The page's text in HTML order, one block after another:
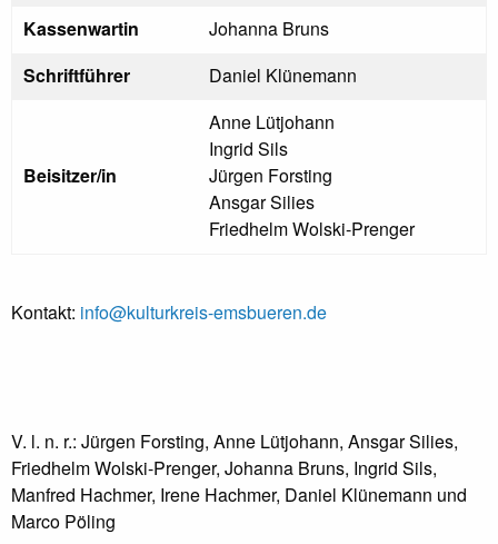
Kassenwartin
Johanna Bruns
Schriftführer
Daniel Klünemann
Beisitzer/in
Anne Lütjohann
Ingrid Sils
Jürgen Forsting
Ansgar Silies
Friedhelm Wolski-Prenger
Kontakt: info@kulturkreis-emsbueren.de
V. l. n. r.: Jürgen Forsting, Anne Lütjohann, Ansgar Silies,
Friedhelm Wolski-Prenger, Johanna Bruns, Ingrid Sils,
Manfred Hachmer, Irene Hachmer, Daniel Klünemann und
Marco Pöling